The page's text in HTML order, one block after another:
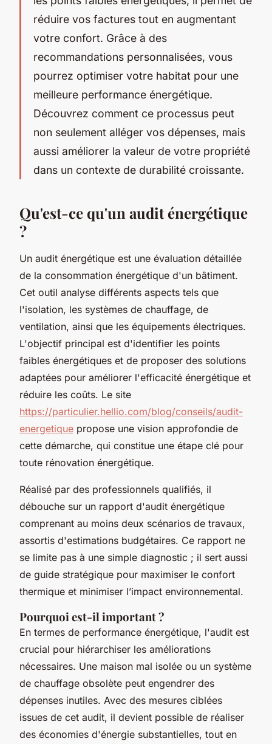
réduire vos factures tout en augmentant
votre confort. Grâce à des
recommandations personnalisées, vous
pourrez optimiser votre habitat pour une
meilleure performance énergétique.
Découvrez comment ce processus peut
non seulement alléger vos dépenses, mais
aussi améliorer la valeur de votre propriété
dans un contexte de durabilité croissante.
Qu'est-ce qu'un audit énergétique
?
Un audit énergétique est une évaluation détaillée
de la consommation énergétique d'un bâtiment.
Cet outil analyse différents aspects tels que
l'isolation, les systèmes de chauffage, de
ventilation, ainsi que les équipements électriques.
L'objectif principal est d'identifier les points
faibles énergétiques et de proposer des solutions
adaptées pour améliorer l'efficacité énergétique et
réduire les coûts. Le site
https://particulier.hellio.com/blog/conseils/audit-
energetique propose une vision approfondie de
cette démarche, qui constitue une étape clé pour
toute rénovation énergétique.
Réalisé par des professionnels qualifiés, il
débouche sur un rapport d'audit énergétique
comprenant au moins deux scénarios de travaux,
assortis d'estimations budgétaires. Ce rapport ne
se limite pas à une simple diagnostic ; il sert aussi
de guide stratégique pour maximiser le confort
thermique et minimiser l’impact environnemental.
Pourquoi est-il important ?
En termes de performance énergétique, l'audit est
crucial pour hiérarchiser les améliorations
nécessaires. Une maison mal isolée ou un système
de chauffage obsolète peut engendrer des
dépenses inutiles. Avec des mesures ciblées
issues de cet audit, il devient possible de réaliser
des économies d'énergie substantielles, tout en